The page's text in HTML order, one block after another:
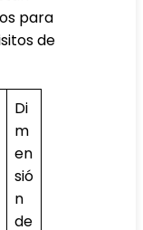
para
de
Di
m
en
sió
n
de